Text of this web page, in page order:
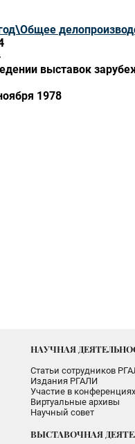
выставок
1978
НАУЧНАЯ
Статьи сотрудников
Издания РГАЛИ
Участие в конференциях
Виртуальные архивы
Научный совет
ВЫСТАВОЧНАЯ